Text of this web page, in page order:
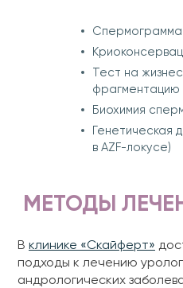
Спермограмма
Тест на
фрагментацию
Биохимия
Генетическая
в AZF-локусе)
МЕТОДЫ
В клинике «Скайферт»
подходы к лечению
андрологических